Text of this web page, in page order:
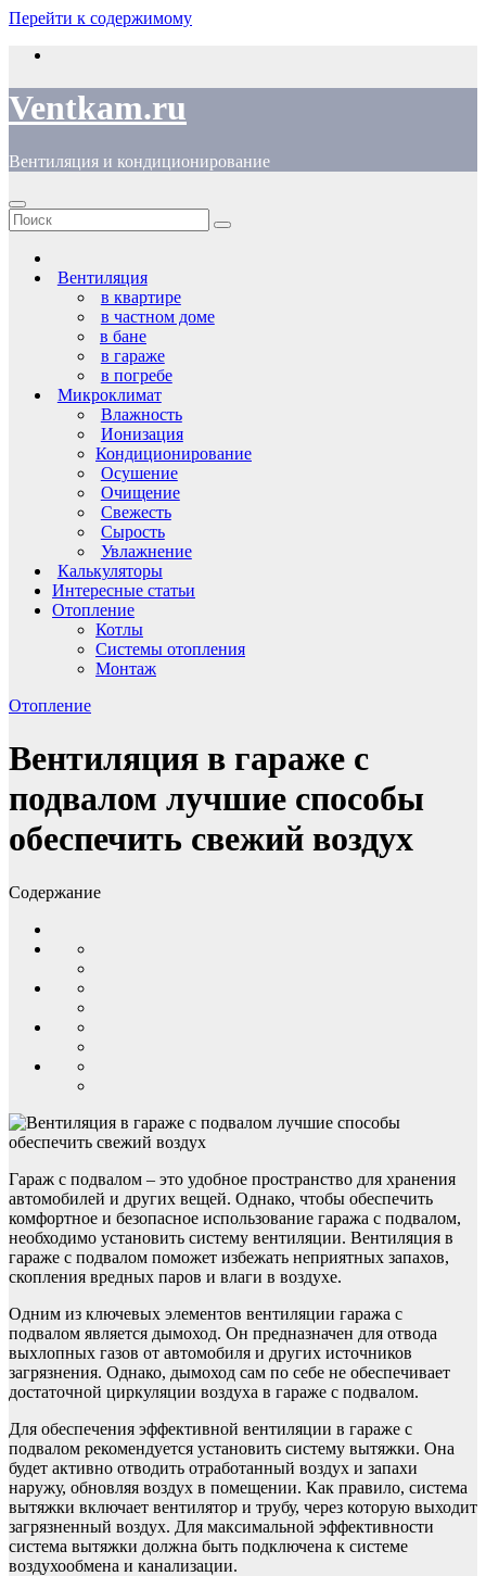
Перейти к содержимому
Ventkam.ru
Вентиляция и кондиционирование
Вентиляция
в квартире
в частном доме
в бане
в гараже
в погребе
Микроклимат
Влажность
Ионизация
Кондиционирование
Осушение
Очищение
Свежесть
Сырость
Увлажнение
Калькуляторы
Интересные статьи
Отопление
Котлы
Системы отопления
Монтаж
Отопление
Вентиляция в гараже с
подвалом лучшие способы
обеспечить свежий воздух
Содержание
Гараж с подвалом – это удобное пространство для хранения
автомобилей и других вещей. Однако, чтобы обеспечить
комфортное и безопасное использование гаража с подвалом,
необходимо установить систему вентиляции. Вентиляция в
гараже с подвалом поможет избежать неприятных запахов,
скопления вредных паров и влаги в воздухе.
Одним из ключевых элементов вентиляции гаража с
подвалом является дымоход. Он предназначен для отвода
выхлопных газов от автомобиля и других источников
загрязнения. Однако, дымоход сам по себе не обеспечивает
достаточной циркуляции воздуха в гараже с подвалом.
Для обеспечения эффективной вентиляции в гараже с
подвалом рекомендуется установить систему вытяжки. Она
будет активно отводить отработанный воздух и запахи
наружу, обновляя воздух в помещении. Как правило, система
вытяжки включает вентилятор и трубу, через которую выходит
загрязненный воздух. Для максимальной эффективности
система вытяжки должна быть подключена к системе
воздухообмена и канализации.